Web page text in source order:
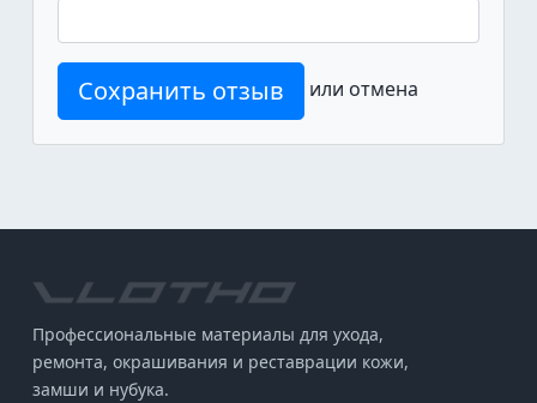
Сохранить отзыв или отмена
Профессиональные материалы для ухода,
ремонта, окрашивания и реставрации кожи,
замши и нубука.